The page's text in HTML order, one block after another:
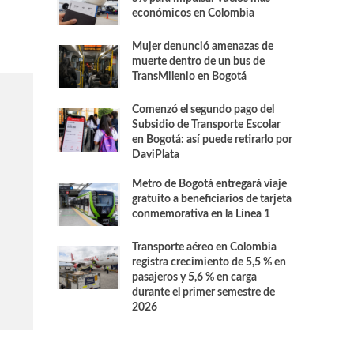
económicos en Colombia
Mujer denunció amenazas de
muerte dentro de un bus de
TransMilenio en Bogotá
Comenzó el segundo pago del
Subsidio de Transporte Escolar
en Bogotá: así puede retirarlo por
DaviPlata
Metro de Bogotá entregará viaje
gratuito a beneficiarios de tarjeta
conmemorativa en la Línea 1
Transporte aéreo en Colombia
registra crecimiento de 5,5 % en
pasajeros y 5,6 % en carga
durante el primer semestre de
2026